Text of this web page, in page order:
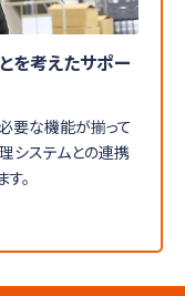
を考えたサポー
要な機能が揃って
理システムとの連携
。